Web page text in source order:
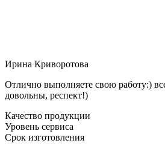
Ирина Криворотова
Отлично выполняете свою работу:)
довольны, респект!)
Качество продукции
Уровень сервиса
Срок изготовления